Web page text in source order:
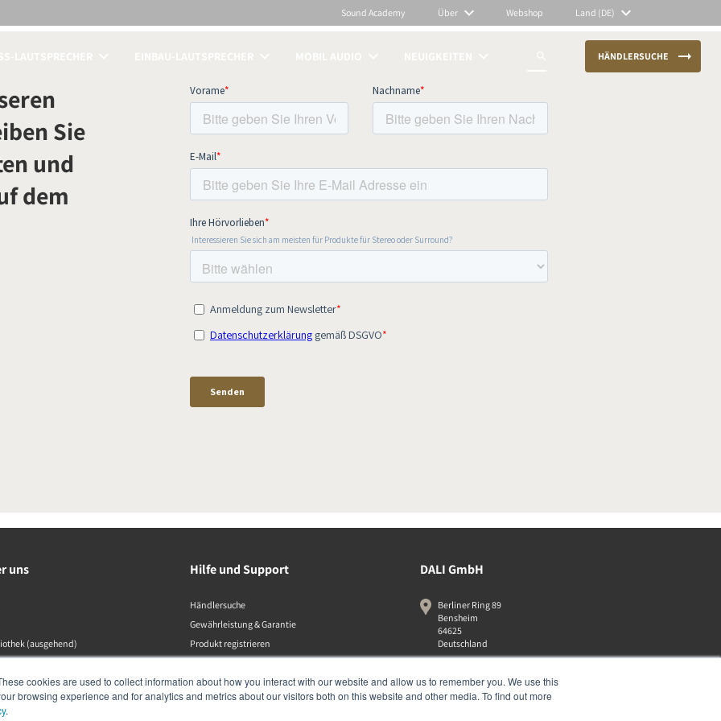
cookies are used to collect information about how you interact with our website and allow us to remember you. We use this
browsing experience and for analytics and metrics about our visitors both on this website and other media. To find out more
.
Sound Academy Über Webshop Land (DE)
HÄNDLERSUCHE
Sie
und
dem
uns
(ausgehend)
Hilfe und Support
Händlersuche
Gewährleistung & Garantie
Produkt registrieren
Konformitätserklärungen
Datenschutzrichtlinie
DALI GmbH
Berliner Ring 89
Bensheim
64625
Deutschland